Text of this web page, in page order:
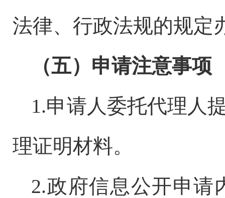
法律、行政法规的规定
（五）申请注意事项
1.申请人委托代理人
理证明材料。
2.政府信息公开申请